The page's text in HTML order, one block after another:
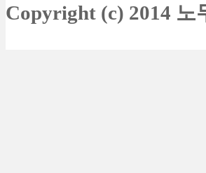
Copyright (c) 2014 노